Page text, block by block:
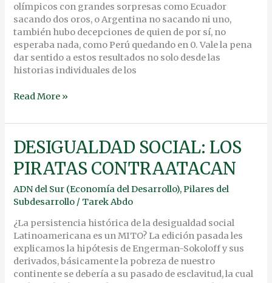
olímpicos con grandes sorpresas como Ecuador
sacando dos oros, o Argentina no sacando ni uno,
también hubo decepciones de quien de por sí, no
esperaba nada, como Perú quedando en 0. Vale la pena
dar sentido a estos resultados no solo desde las
historias individuales de los
Read More »
DESIGUALDAD SOCIAL: LOS
PIRATAS CONTRAATACAN
ADN del Sur (Economía del Desarrollo),Pilares del
Subdesarrollo / Tarek Abdo
¿La persistencia histórica de la desigualdad social
Latinoamericana es un MITO? La edición pasada les
explicamos la hipótesis de Engerman-Sokoloff y sus
derivados, básicamente la pobreza de nuestro
continente se debería a su pasado de esclavitud, la cual
DESIGUALDAD
SOCIAL:
LOS
CONTRAATACAN